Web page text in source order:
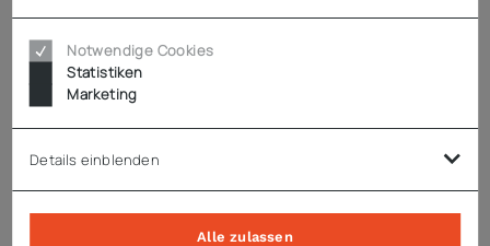
Technische Daten
Notwendige Cookies
Statistiken
Marketing
Details einblenden
Alle zulassen